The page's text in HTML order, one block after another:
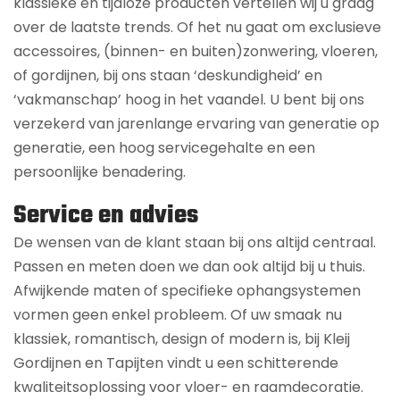
over de laatste trends. Of het nu gaat om exclusieve
accessoires, (binnen- en buiten)zonwering, vloeren,
of gordijnen, bij ons staan ‘deskundigheid’ en
‘vakmanschap’ hoog in het vaandel. U bent bij ons
verzekerd van jarenlange ervaring van generatie op
generatie, een hoog servicegehalte en een
persoonlijke benadering.
Service en advies
De wensen van de klant staan bij ons altijd centraal.
Passen en meten doen we dan ook altijd bij u thuis.
Afwijkende maten of specifieke ophangsystemen
vormen geen enkel probleem. Of uw smaak nu
klassiek, romantisch, design of modern is, bij Kleij
Gordijnen en Tapijten vindt u een schitterende
kwaliteitsoplossing voor vloer- en raamdecoratie.